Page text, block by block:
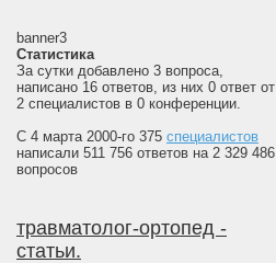
banner3
Статистика
За сутки добавлено 3 вопроса,
написано 16 ответов, из них 0 ответ от
2 специалистов в 0 конференции.
С 4 марта 2000-го 375 специалистов
написали 511 756 ответов на 2 329 486
вопросов
травматолог-ортопед -
статьи.